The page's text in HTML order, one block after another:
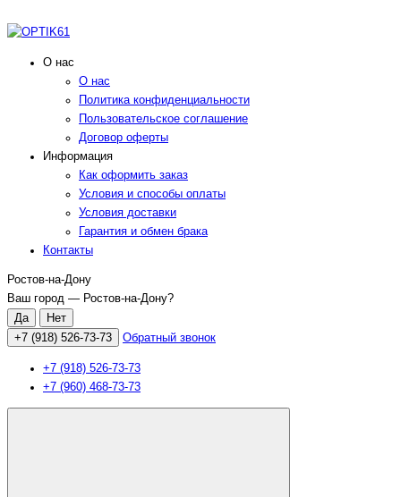
О нас
О нас
Политика конфиденциальности
Пользовательское соглашение
Договор оферты
Информация
Как оформить заказ
Условия и способы оплаты
Условия доставки
Гарантия и обмен брака
Контакты
Ростов-на-Дону
Ваш город — Ростов-на-Дону?
+7 (918) 526-73-73 Обратный звонок
+7 (918) 526-73-73
+7 (960) 468-73-73